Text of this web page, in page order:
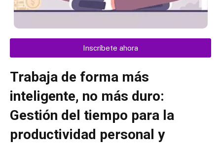
Trabaja de forma más
inteligente, no más duro:
Gestión del tiempo para la
productividad personal y
Inscríbete ahora